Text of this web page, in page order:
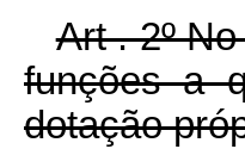
Art . 2º
funções a
dotação